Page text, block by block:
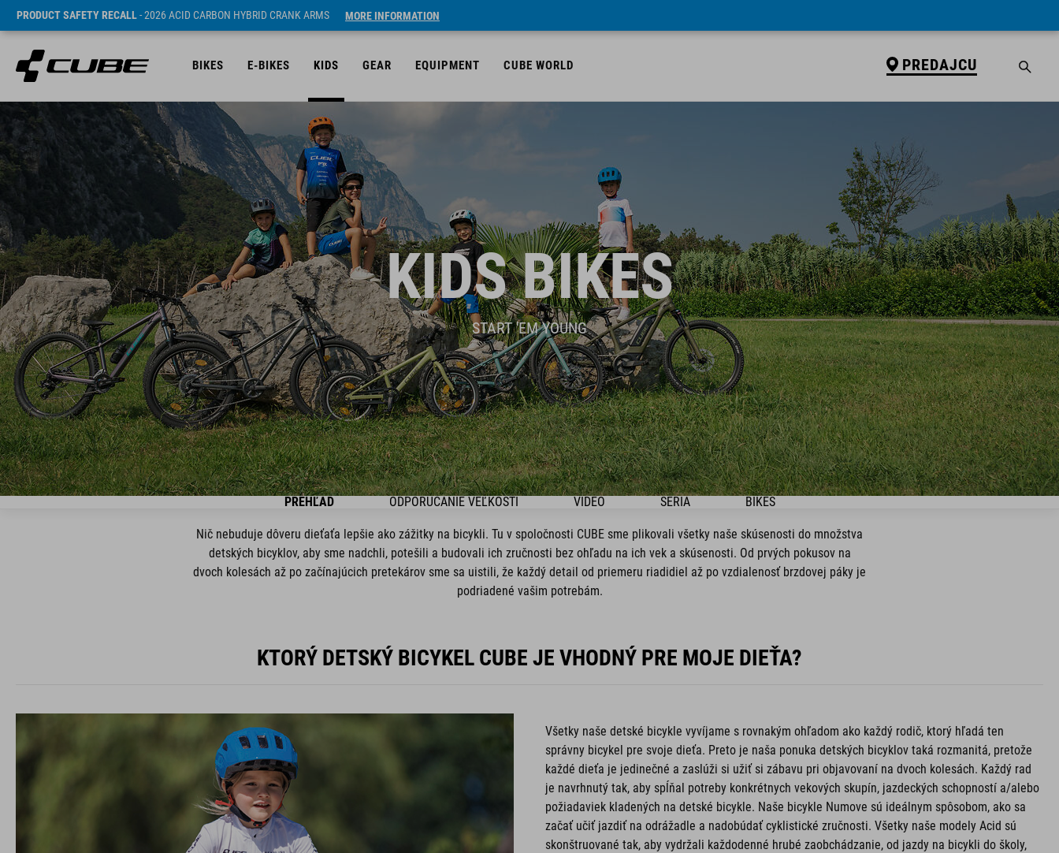
PRODUCT SAFETY RECALL- 2026 ACID CARBON HYBRID CRANK ARMS MORE INFORMATION
BIKES E-BIKES KIDS GEAR EQUIPMENT CUBE WORLD PREDAJCU
KIDS BIKES
START 'EM YOUNG
PREHĽAD ODPORÚČANIE VEĽKOSTI VIDEO SÉRIA BIKES
Nič nebuduje dôveru dieťaťa lepšie ako zážitky na bicykli. Tu v spoločnosti CUBE sme plikovali všetky naše skúsenosti do množstva
detských bicyklov, aby sme nadchli, potešili a budovali ich zručnosti bez ohľadu na ich vek a skúsenosti. Od prvých pokusov na
dvoch kolesách až po začínajúcich pretekárov sme sa uistili, že každý detail od priemeru riadidiel až po vzdialenosť brzdovej páky je
podriadené vašim potrebám.
KTORÝ DETSKÝ BICYKEL CUBE JE VHODNÝ PRE MOJE DIEŤA?
Všetky naše detské bicykle vyvíjame s rovnakým ohľadom ako každý rodič, ktorý hľadá ten
správny bicykel pre svoje dieťa. Preto je naša ponuka detských bicyklov taká rozmanitá, pretože
každé dieťa je jedinečné a zaslúži si užiť si zábavu pri objavovaní na dvoch kolesách. Každý rad
je navrhnutý tak, aby spĺňal potreby konkrétnych vekových skupín, jazdeckých schopností a/alebo
požiadaviek kladených na detské bicykle. Naše bicykle Numove sú ideálnym spôsobom, ako sa
začať učiť jazdiť na odrážadle a nadobúdať cyklistické zručnosti. Všetky naše modely Acid sú
skonštruované tak, aby vydržali každodenné hrubé zaobchádzanie, od jazdy na bicykli do školy,